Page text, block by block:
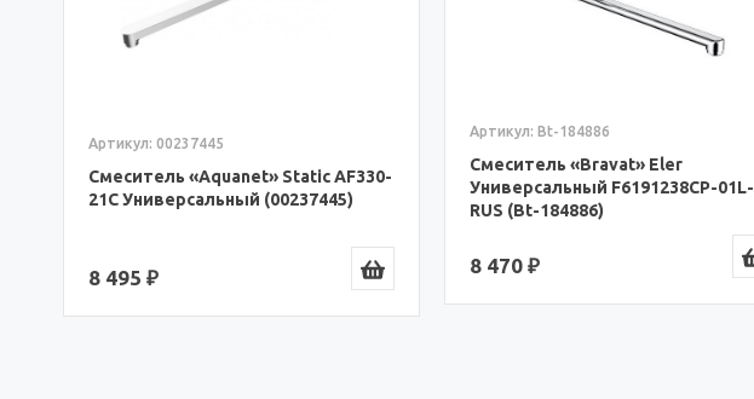
Артикул: 00237445
Смеситель «Aquanet» Static AF330-
21С Универсальный (00237445)
8 495 ₽
Артикул: Bt-184886
Смеситель «Bravat» Eler
Универсальный F6191238CP-01L-
RUS (Bt-184886)
8 470 ₽